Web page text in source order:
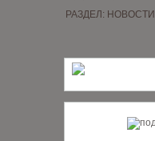
РАЗДЕЛ: НОВОСТИ